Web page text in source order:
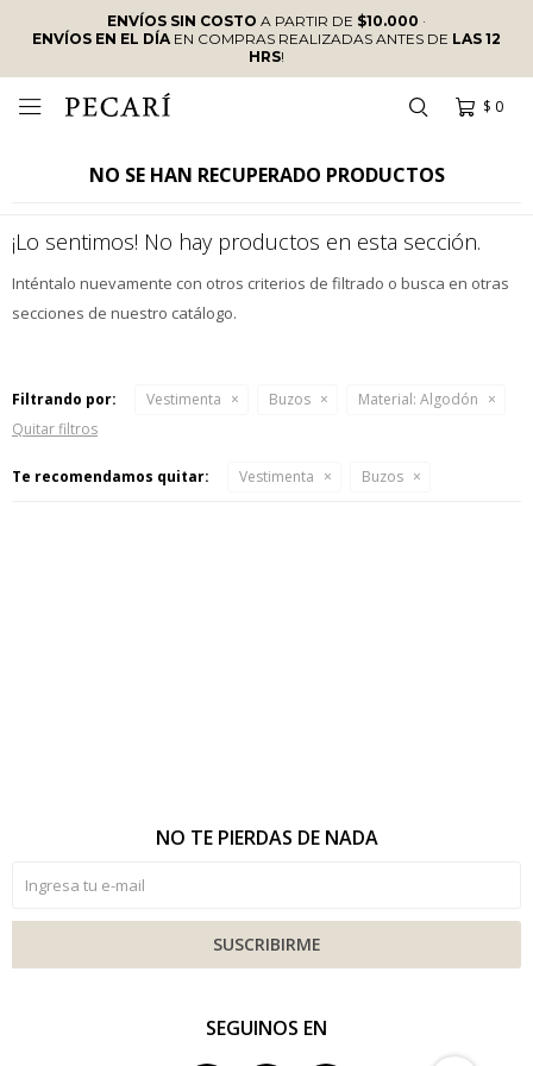
ENVÍOS SIN COSTO A PARTIR DE $10.000 ·
ENVÍOS EN EL DÍAEN COMPRAS REALIZADAS ANTES DE LAS 12
HRS!
$ 0

NO SE HAN RECUPERADO PRODUCTOS
¡Lo sentimos! No hay productos en esta sección.
Inténtalo nuevamente con otros criterios de filtrado o busca en otras
secciones de nuestro catálogo.
Filtrando por: Vestimenta Buzos Material: Algodón
Quitar filtros
Te recomendamos quitar: Vestimenta Buzos
SEGUINOS EN
NO TE PIERDAS DE NADA
SUSCRIBIRME